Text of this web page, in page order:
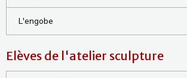
L'engobe
Elèves de l'atelier sculpture